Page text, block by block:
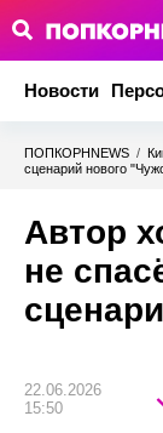
Новости
ПОПКОРНNEWS /
сценарий нового
Автор
не
22.06.2026
15:50